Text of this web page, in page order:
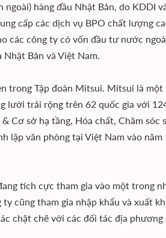
ngoài) hàng đầu Nhật Bản, do KDDI
cấp các dịch vụ BPO chất lượng
các công ty có vốn đầu tư nước
Nhật Bản và Việt Nam.
trong Tập đoàn Mitsui. Mitsui là
lưới trải rộng trên 62 quốc gia với
Cơ sở hạ tầng, Hóa chất, Chăm
lập văn phòng tại Việt Nam vào
tích cực tham gia vào một trong
ty cũng tham gia nhập khẩu và xuất
chặt chẽ với các đối tác địa